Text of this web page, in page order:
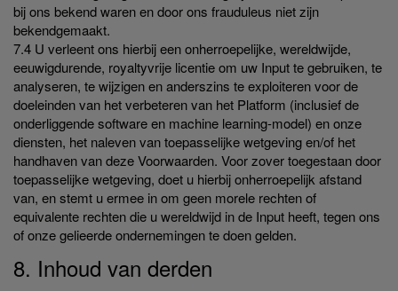
bij ons bekend waren en door ons frauduleus niet zijn
bekendgemaakt.
7.4 U verleent ons hierbij een onherroepelijke, wereldwijde,
eeuwigdurende, royaltyvrije licentie om uw Input te gebruiken, te
analyseren, te wijzigen en anderszins te exploiteren voor de
doeleinden van het verbeteren van het Platform (inclusief de
onderliggende software en machine learning-model) en onze
diensten, het naleven van toepasselijke wetgeving en/of het
handhaven van deze Voorwaarden. Voor zover toegestaan door
toepasselijke wetgeving, doet u hierbij onherroepelijk afstand
van, en stemt u ermee in om geen morele rechten of
equivalente rechten die u wereldwijd in de Input heeft, tegen ons
of onze gelieerde ondernemingen te doen gelden.
8. Inhoud van derden